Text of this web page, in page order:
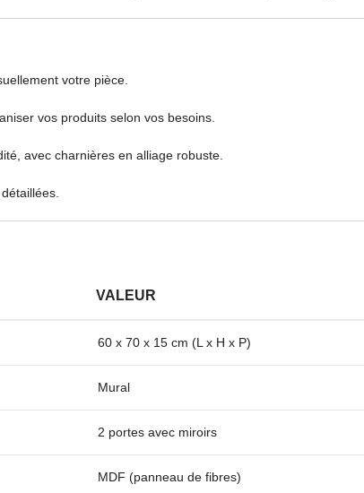
votre pièce.
vos produits selon vos besoins.
avec charnières en alliage robuste.
VALEUR
60 x 70 x 15 cm (L x H x P)
Mural
2 portes avec miroirs
MDF (panneau de fibres)